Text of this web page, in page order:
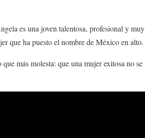
es una joven talentosa, profesional y muy
que ha puesto el nombre de México en alto.
más molesta: que una mujer exitosa no se